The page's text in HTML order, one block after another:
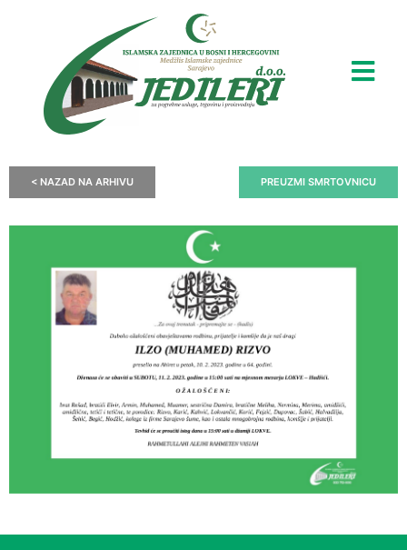
< NAZAD NA ARHIVU PREUZMI SMRTOVNICU